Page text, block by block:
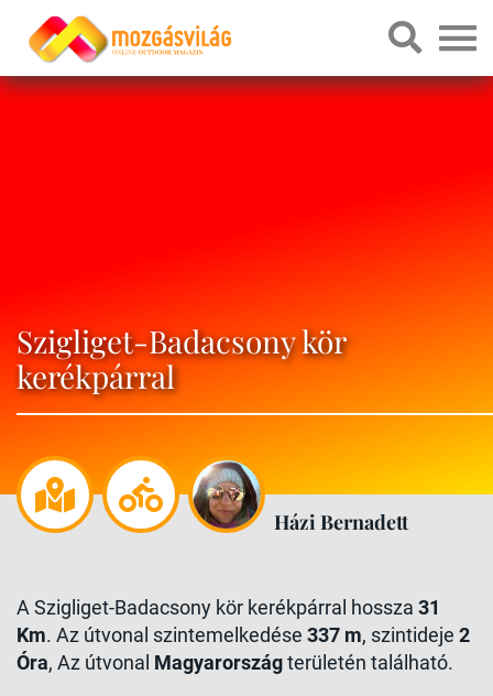
Szigliget-Badacsony kör
kerékpárral
Házi Bernadett
A Szigliget-Badacsony kör kerékpárral hossza 31
Km. Az útvonal szintemelkedése 337 m, szintideje 2
Óra, Az útvonal Magyarországterületén található.